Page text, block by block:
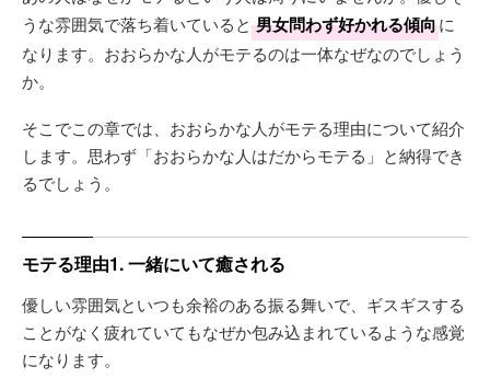
うな雰囲気で落ち着いていると 男女問わず好かれる傾向に
なります。おおらかな人がモテるのは一体なぜなのでしょう
か。
そこでこの章では、おおらかな人がモテる理由について紹介
します。思わず「おおらかな人はだからモテる」と納得でき
るでしょう。
モテる理由1. 一緒にいて癒される
優しい雰囲気といつも余裕のある振る舞いで、ギスギスする
ことがなく疲れていてもなぜか包み込まれているような感覚
になります。